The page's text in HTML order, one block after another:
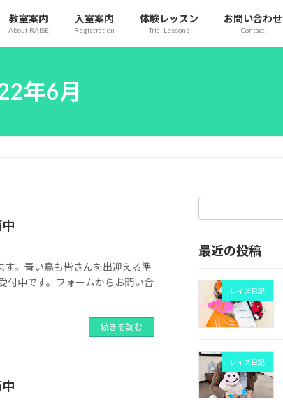
教室案内
About RAISE
入室案内
Registration
体験レッスン
Trial Lessons
お問い合わせ
Contact
年6月
。青い鳥も皆さんを出迎える準
付中です。フォームからお問い合
続きを読む
最近の投稿
レイズ日記
レイズ日記